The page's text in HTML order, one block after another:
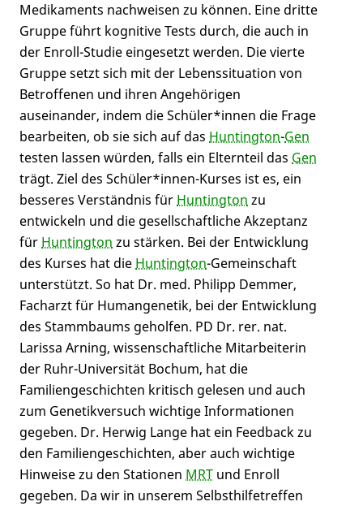
Medikaments nachweisen zu können. Eine dritte
Gruppe führt kognitive Tests durch, die auch in
der Enroll-Studie eingesetzt werden. Die vierte
Gruppe setzt sich mit der Lebenssituation von
Betroffenen und ihren Angehörigen
auseinander, indem die Schüler*innen die Frage
bearbeiten, ob sie sich auf das Huntington-Gen
testen lassen würden, falls ein Elternteil das Gen
trägt. Ziel des Schüler*innen-Kurses ist es, ein
besseres Verständnis für Huntington zu
entwickeln und die gesellschaftliche Akzeptanz
für Huntington zu stärken. Bei der Entwicklung
des Kurses hat die Huntington-Gemeinschaft
unterstützt. So hat Dr. med. Philipp Demmer,
Facharzt für Humangenetik, bei der Entwicklung
des Stammbaums geholfen. PD Dr. rer. nat.
Larissa Arning, wissenschaftliche Mitarbeiterin
der Ruhr-Universität Bochum, hat die
Familiengeschichten kritisch gelesen und auch
zum Genetikversuch wichtige Informationen
gegeben. Dr. Herwig Lange hat ein Feedback zu
den Familiengeschichten, aber auch wichtige
Hinweise zu den Stationen MRT und Enroll
gegeben. Da wir in unserem Selbsthilfetreffen